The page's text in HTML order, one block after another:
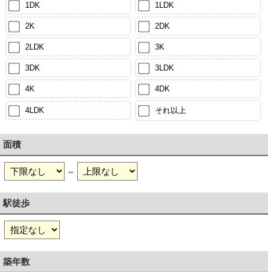
1DK 1LDK
2K 2DK
2LDK 3K
3DK 3LDK
4K 4DK
4LDK それ以上
面積
～
駅徒歩
築年数